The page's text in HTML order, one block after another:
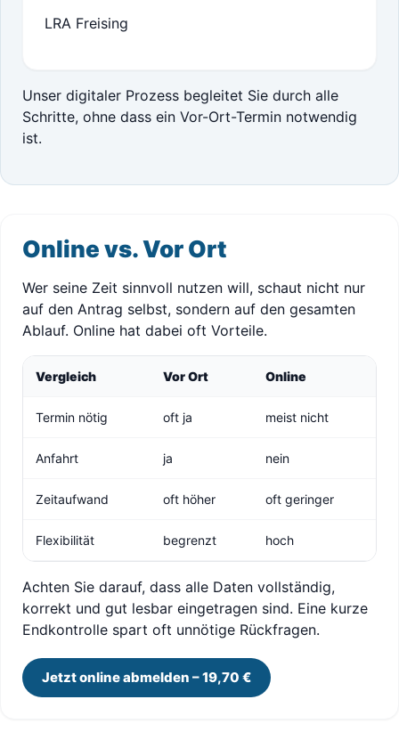
LRA Freising
Unser digitaler Prozess begleitet Sie durch alle
Schritte, ohne dass ein Vor-Ort-Termin notwendig
ist.
Online vs. Vor Ort
Wer seine Zeit sinnvoll nutzen will, schaut nicht nur
auf den Antrag selbst, sondern auf den gesamten
Ablauf. Online hat dabei oft Vorteile.
Vergleich Vor Ort Online
Termin nötig oft ja meist nicht
Anfahrt ja nein
Zeitaufwand oft höher oft geringer
Flexibilität begrenzt hoch
Achten Sie darauf, dass alle Daten vollständig,
korrekt und gut lesbar eingetragen sind. Eine kurze
Endkontrolle spart oft unnötige Rückfragen.
Jetzt online abmelden – 19,70 €